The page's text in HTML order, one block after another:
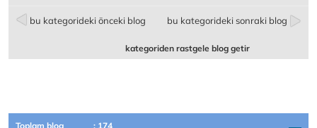
bu kategorideki önceki blog bu kategorideki sonraki blog
kategoriden rastgele blog getir
Toplam blog
: 174